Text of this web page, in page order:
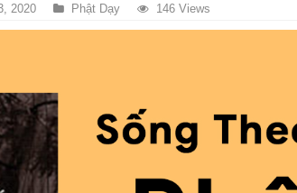
2020 Phật Dạy 146 Views